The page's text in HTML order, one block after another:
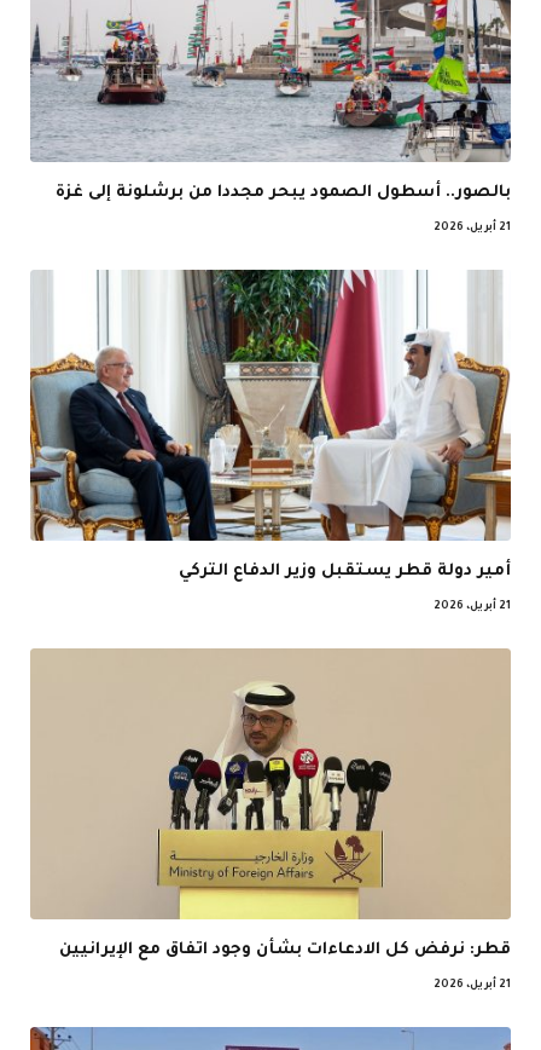
بالصور.. أسطول الصمود يبحر مجددا من برشلونة إلى غزة
21 أبريل، 2026
أمير دولة قطر يستقبل وزير الدفاع التركي
21 أبريل، 2026
قطر: نرفض كل الادعاءات بشأن وجود اتفاق مع الإيرانيين
21 أبريل، 2026